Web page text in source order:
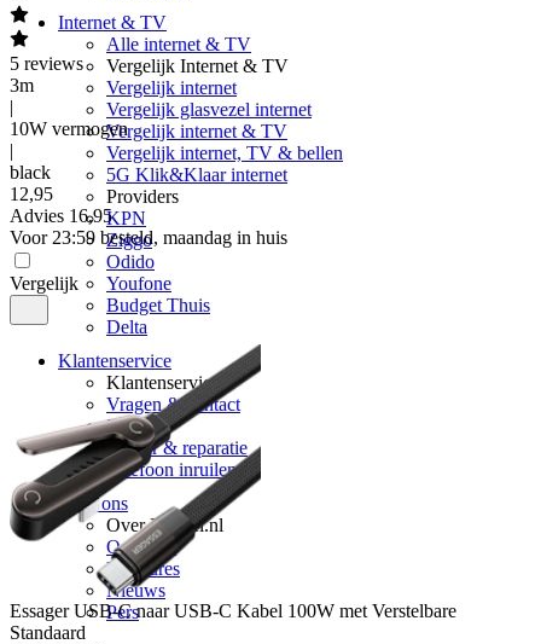
Internet & TV
Alle internet & TV
Vergelijk Internet & TV
Vergelijk internet
Vergelijk glasvezel internet
Vergelijk internet & TV
Vergelijk internet, TV & bellen
5G Klik&Klaar internet
Providers
KPN
Ziggo
Odido
Youfone
Budget Thuis
Delta
Klantenservice
Klantenservice
Vragen & contact
Zakelijk
Retour & reparatie
Telefoon inruilen
Over ons
Over Mobiel.nl
Over ons
Vacatures
Nieuws
Pers
5 reviews
3m
|
10W vermogen
|
black
12,95
Advies 16,95
Voor 23:59 besteld, maandag in huis
Vergelijk
Essager USB-C naar USB-C Kabel 100W met Verstelbare
Standaard